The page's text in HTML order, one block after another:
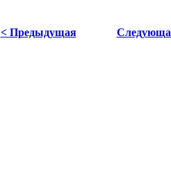
< Предыдущая